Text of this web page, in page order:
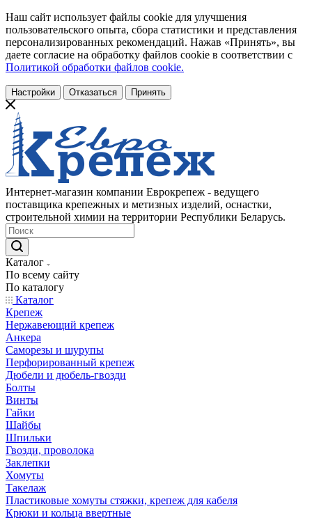
Наш сайт использует файлы cookie для улучшения
пользовательского опыта, сбора статистики и представления
персонализированных рекомендаций. Нажав «Принять», вы
даете согласие на обработку файлов cookie в соответствии с
Политикой обработки файлов cookie.
Настройки Отказаться Принять
Интернет-магазин компании Еврокрепеж - ведущего
поставщика крепежных и метизных изделий, оснастки,
строительной химии на территории Республики Беларусь.
Каталог
По всему сайту
По каталогу
Каталог
Крепеж
Нержавеющий крепеж
Анкера
Саморезы и шурупы
Перфорированный крепеж
Дюбели и дюбель-гвозди
Болты
Винты
Гайки
Шайбы
Шпильки
Гвозди, проволока
Заклепки
Хомуты
Такелаж
Пластиковые хомуты стяжки, крепеж для кабеля
Крюки и кольца ввертные